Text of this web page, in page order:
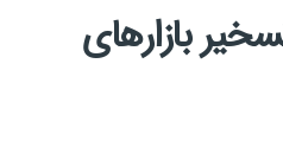
بازار‌های